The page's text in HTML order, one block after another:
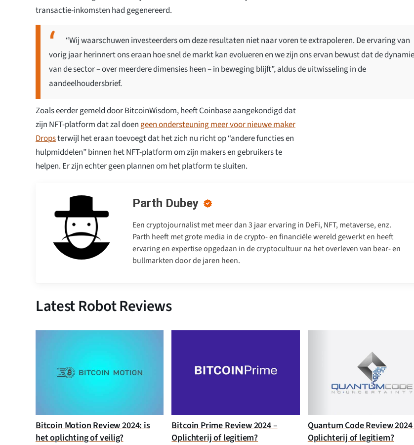
transactie-inkomsten had gegenereerd.
“Wij waarschuwen investeerders om deze resultaten niet naar voren te extrapoleren. De ervaring van
vorig jaar herinnert ons eraan hoe snel de markt kan evolueren en we zijn ons ervan bewust dat de
van de sector – over meerdere dimensies heen – in beweging blijft”, aldus de uitwisseling in de
aandeelhoudersbrief.
Zoals eerder gemeld door BitcoinWisdom, heeft Coinbase aangekondigd dat
zijn NFT-platform dat zal doen geen ondersteuning meer voor nieuwe maker
Dropsterwijl het eraan toevoegt dat het zich nu richt op “andere functies en
hulpmiddelen” binnen het NFT-platform om zijn makers en gebruikers te
helpen. Er zijn echter geen plannen om het platform te sluiten.
Parth Dubey
Een cryptojournalist met meer dan 3 jaar ervaring in DeFi, NFT, metaverse, enz.
Parth heeft met grote media in de crypto- en financiële wereld gewerkt en heeft
ervaring en expertise opgedaan in de cryptocultuur na het overleven van bear- en
bullmarkten door de jaren heen.
Latest Robot Reviews
Bitcoin Motion Review 2024: is
het oplichting of veilig?
Bitcoin Prime Review 2024 –
Oplichterij of legitiem?
Quantum Code Review 2024
Oplichterij of legitiem?